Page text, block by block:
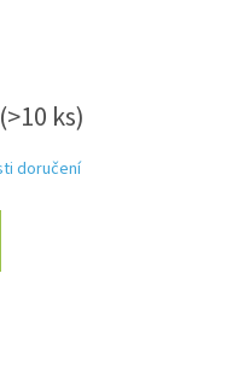
(>10 ks)
doručení